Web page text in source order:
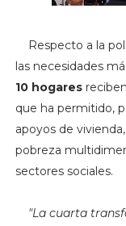
Respecto a la
las necesidades
10 hogares
que ha permitido,
apoyos de
pobreza
sectores sociales.
"La cuarta